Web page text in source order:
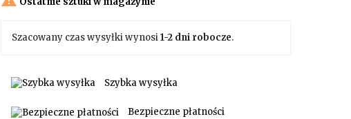
Szacowany czas wysyłki wynosi1-2 dni robocze.
Szybka wysyłka
Bezpieczne płatności